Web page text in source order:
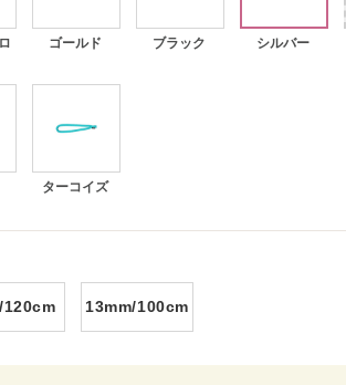
ゴールド ブラック シルバー
ターコイズ
120cm 13mm/100cm